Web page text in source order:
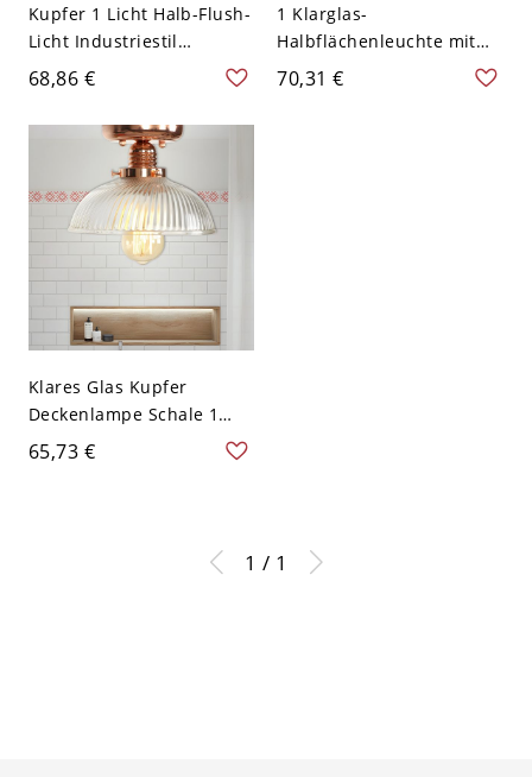
Kupfer 1 Licht Halb-Flush-
Licht Industriestil
Mattglas Kegel
Deckenmontierte
Vorrichtung für Korridor
68,86 €
1 Klarglas-
Halbflächenleuchte mit
Kupferkegel für
Werkshallen, Korridore
70,31 €
Klares Glas Kupfer
Deckenlampe Schale 1
Birne Bauernhaus Halb-
Flush-Montage für
65,73 €
1 / 1